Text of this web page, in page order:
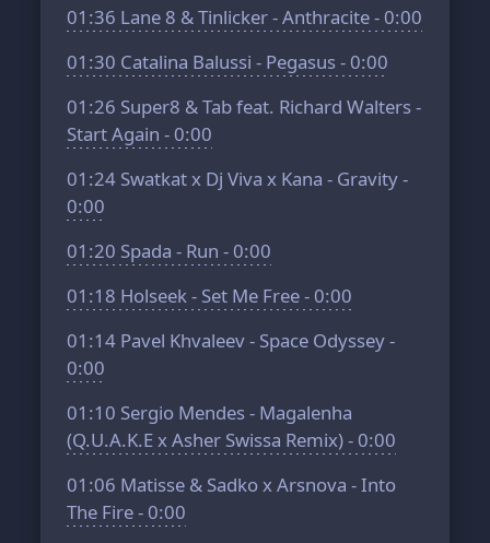
01:36 Lane 8 & Tinlicker - Anthracite - 0:00
01:30 Catalina Balussi - Pegasus - 0:00
01:26 Super8 & Tab feat. Richard Walters -
Start Again - 0:00
01:24 Swatkat x Dj Viva x Kana - Gravity -
0:00
01:20 Spada - Run - 0:00
01:18 Holseek - Set Me Free - 0:00
01:14 Pavel Khvaleev - Space Odyssey -
0:00
01:10 Sergio Mendes - Magalenha
(Q.U.A.K.E x Asher Swissa Remix) - 0:00
01:06 Matisse & Sadko x Arsnova - Into
The Fire - 0:00